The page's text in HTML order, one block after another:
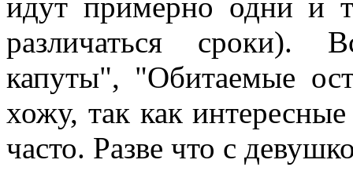
идут примерно одни и
различаться сроки).
капуты", "Обитаемые
хожу, так как
часто. Разве что с